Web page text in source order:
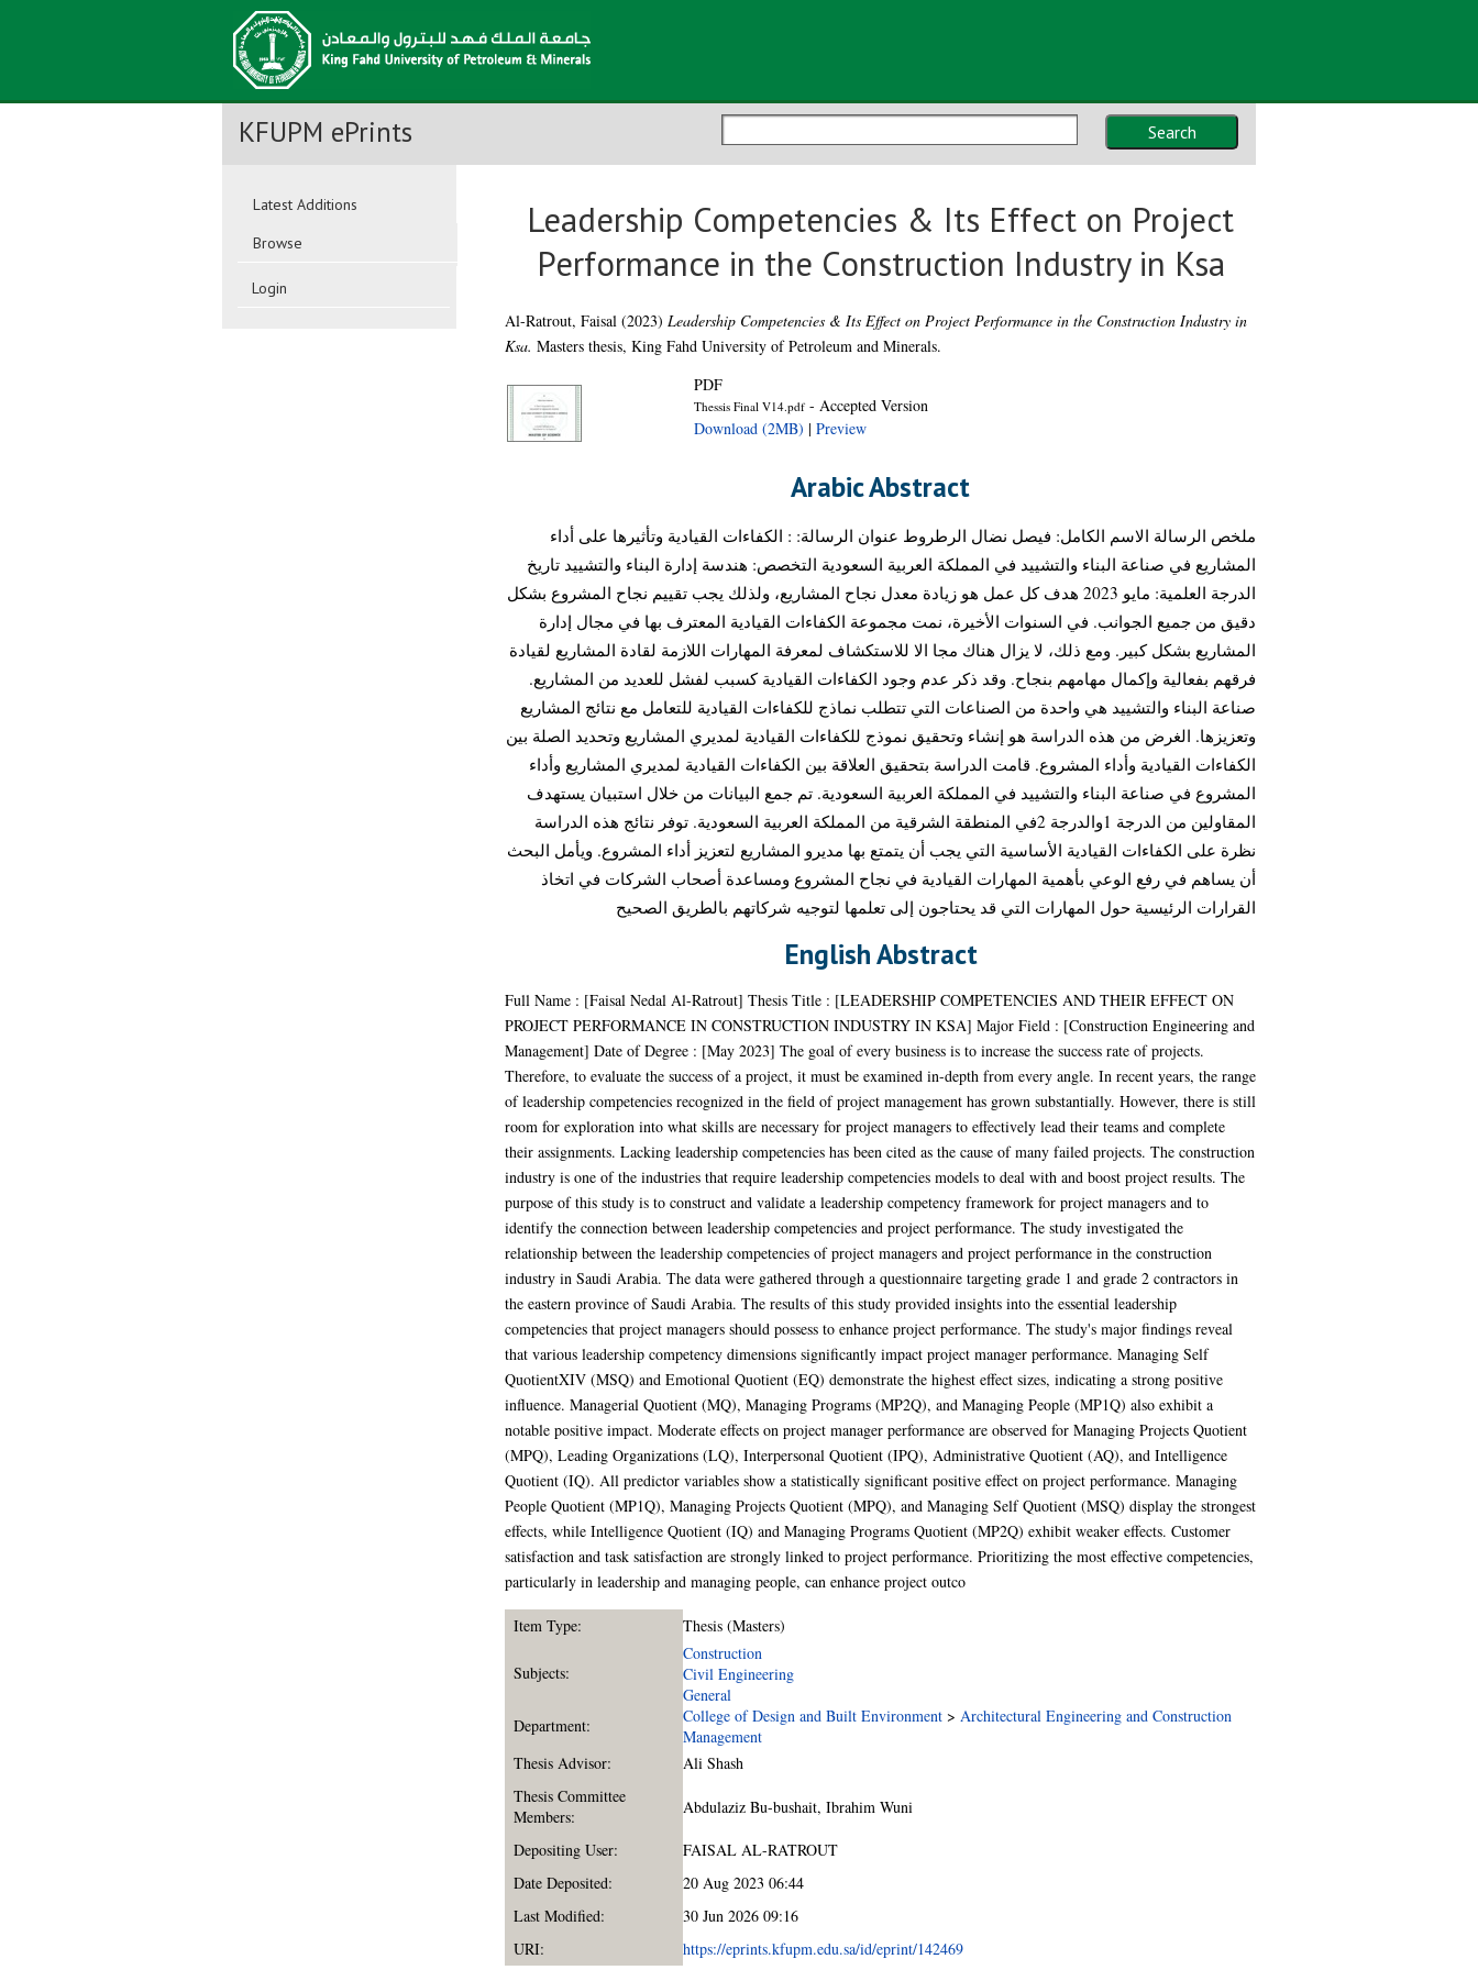
Search
KFUPM ePrints
Latest Additions
Browse
Login
Leadership Competencies & Its Effect on Project
Performance in the Construction Industry in Ksa
Al-Ratrout, Faisal(2023) Leadership Competencies & Its Effect on Project Performance in the Construction Industry in
Ksa. Masters thesis, King Fahd University of Petroleum and Minerals.
PDF
Thessis Final V14.pdf- Accepted Version
Download (2MB) | Preview
Arabic Abstract
ملخص الرسالة الاسم الكامل: فيصل نضال الرطروط عنوان الرسالة: : الكفاءات القيادية وتأثيرها على أداء
المشاريع في صناعة البناء والتشييد في المملكة العربية السعودية التخصص: هندسة إدارة البناء والتشييد تاريخ
الدرجة العلمية: مايو 2023 هدف كل عمل هو زيادة معدل نجاح المشاريع، ولذلك يجب تقييم نجاح المشروع بشكل
دقيق من جميع الجوانب. في السنوات الأخيرة، نمت مجموعة الكفاءات القيادية المعترف بها في مجال إدارة
المشاريع بشكل كبير. ومع ذلك، لا يزال هناك مجا الا للاستكشاف لمعرفة المهارات اللازمة لقادة المشاريع لقيادة
فرقهم بفعالية وإكمال مهامهم بنجاح. وقد ذكر عدم وجود الكفاءات القيادية كسبب لفشل للعديد من المشاريع.
صناعة البناء والتشييد هي واحدة من الصناعات التي تتطلب نماذج للكفاءات القيادية للتعامل مع نتائج المشاريع
وتعزيزها. الغرض من هذه الدراسة هو إنشاء وتحقيق نموذج للكفاءات القيادية لمديري المشاريع وتحديد الصلة بين
الكفاءات القيادية وأداء المشروع. قامت الدراسة بتحقيق العلاقة بين الكفاءات القيادية لمديري المشاريع وأداء
المشروع في صناعة البناء والتشييد في المملكة العربية السعودية. تم جمع البيانات من خلال استبيان يستهدف
المقاولين من الدرجة 1والدرجة 2في المنطقة الشرقية من المملكة العربية السعودية. توفر نتائج هذه الدراسة
نظرة على الكفاءات القيادية الأساسية التي يجب أن يتمتع بها مديرو المشاريع لتعزيز أداء المشروع. ويأمل البحث
أن يساهم في رفع الوعي بأهمية المهارات القيادية في نجاح المشروع ومساعدة أصحاب الشركات في اتخاذ
القرارات الرئيسية حول المهارات التي قد يحتاجون إلى تعلمها لتوجيه شركاتهم بالطريق الصحيح
English Abstract
Full Name : [Faisal Nedal Al-Ratrout] Thesis Title : [LEADERSHIP COMPETENCIES AND THEIR EFFECT ON
PROJECT PERFORMANCE IN CONSTRUCTION INDUSTRY IN KSA] Major Field : [Construction Engineering and
Management] Date of Degree : [May 2023] The goal of every business is to increase the success rate of projects.
Therefore, to evaluate the success of a project, it must be examined in-depth from every angle. In recent years, the range
of leadership competencies recognized in the field of project management has grown substantially. However, there is still
room for exploration into what skills are necessary for project managers to effectively lead their teams and complete
their assignments. Lacking leadership competencies has been cited as the cause of many failed projects. The construction
industry is one of the industries that require leadership competencies models to deal with and boost project results. The
purpose of this study is to construct and validate a leadership competency framework for project managers and to
identify the connection between leadership competencies and project performance. The study investigated the
relationship between the leadership competencies of project managers and project performance in the construction
industry in Saudi Arabia. The data were gathered through a questionnaire targeting grade 1 and grade 2 contractors in
the eastern province of Saudi Arabia. The results of this study provided insights into the essential leadership
competencies that project managers should possess to enhance project performance. The study's major findings reveal
that various leadership competency dimensions significantly impact project manager performance. Managing Self
QuotientXIV (MSQ) and Emotional Quotient (EQ) demonstrate the highest effect sizes, indicating a strong positive
influence. Managerial Quotient (MQ), Managing Programs (MP2Q), and Managing People (MP1Q) also exhibit a
notable positive impact. Moderate effects on project manager performance are observed for Managing Projects Quotient
(MPQ), Leading Organizations (LQ), Interpersonal Quotient (IPQ), Administrative Quotient (AQ), and Intelligence
Quotient (IQ). All predictor variables show a statistically significant positive effect on project performance. Managing
People Quotient (MP1Q), Managing Projects Quotient (MPQ), and Managing Self Quotient (MSQ) display the strongest
effects, while Intelligence Quotient (IQ) and Managing Programs Quotient (MP2Q) exhibit weaker effects. Customer
satisfaction and task satisfaction are strongly linked to project performance. Prioritizing the most effective competencies,
particularly in leadership and managing people, can enhance project outco
Item Type: Thesis (Masters)
Subjects:
Construction
Civil Engineering
General
Department:
College of Design and Built Environment> Architectural Engineering and Construction
Management
Thesis Advisor:
Ali Shash
Thesis Committee
Members:
Abdulaziz Bu-bushait, Ibrahim Wuni
Depositing User:
FAISAL AL-RATROUT
Date Deposited:
20 Aug 2023 06:44
Last Modified:
30 Jun 2026 09:16
URI:
https://eprints.kfupm.edu.sa/id/eprint/142469